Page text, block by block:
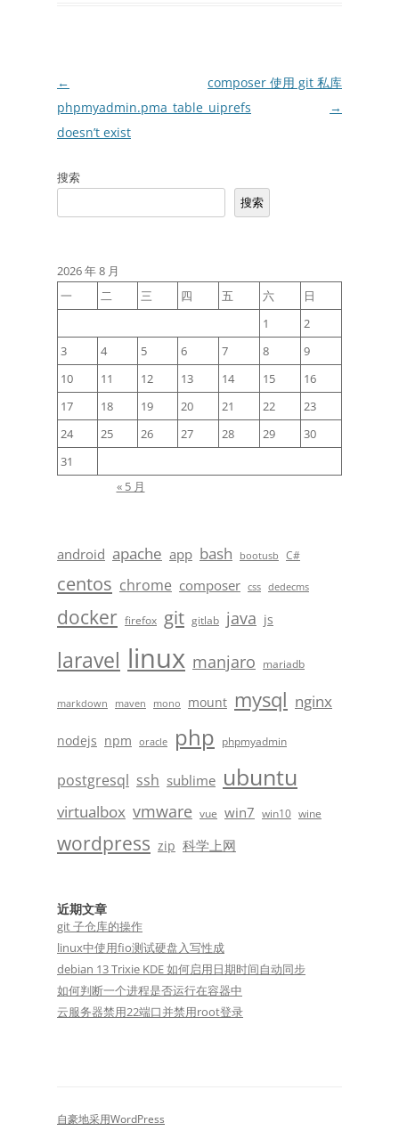
文
章
导
←
phpmyadmin.pma_table_uiprefs
doesn’t exist
composer 使用 git 私库
→
搜索
搜索
2026 年 8 月
一
二 三 四 五 六
日
1
2
3
4 5 6 7 8
9
10
11 12 13 14 15
16
17
18 19 20 21 22
23
24
25 26 27 28 29
30
31
« 5 月
android apache app bash bootusb C#
centos chrome composer css dedecms
docker firefox git gitlab java js
laravel linux manjaro mariadb
markdown maven mono mount mysql nginx
nodejs npm oracle php phpmyadmin
postgresql ssh sublime ubuntu
virtualbox vmware vue win7 win10 wine
wordpress zip 科学上网
近期文章
git 子仓库的操作
linux中使用fio测试硬盘入写性成
debian 13 Trixie KDE 如何启用日期时间自动同步
如何判断一个进程是否运行在容器中
云服务器禁用22端口并禁用root登录
自豪地采用WordPress